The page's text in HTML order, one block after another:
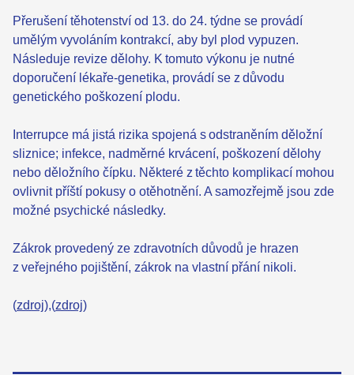
Přerušení těhotenství od 13. do 24. týdne se provádí
umělým vyvoláním kontrakcí, aby byl plod vypuzen.
Následuje revize dělohy. K tomuto výkonu je nutné
doporučení lékaře-genetika, provádí se z důvodu
genetického poškození plodu.
Interrupce má jistá rizika spojená s odstraněním děložní
sliznice; infekce, nadměrné krvácení, poškození dělohy
nebo děložního čípku. Některé z těchto komplikací mohou
ovlivnit příští pokusy o otěhotnění. A samozřejmě jsou zde
možné psychické následky.
Zákrok provedený ze zdravotních důvodů je hrazen
z veřejného pojištění, zákrok na vlastní přání nikoli.
(zdroj),(zdroj)